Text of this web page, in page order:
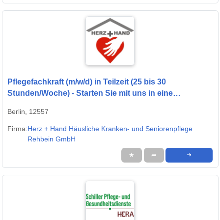
Pflegefachkraft (m/w/d) in Teilzeit (25 bis 30
Stunden/Woche) - Starten Sie mit uns in eine
Berlin, 12557
Firma:Herz + Hand Häusliche Kranken- und Seniorenpflege
Rehbein GmbH
★ ➦ ➜